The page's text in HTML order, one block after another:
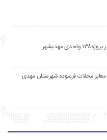
معابر محلات فرسوده شهرستان مهدی